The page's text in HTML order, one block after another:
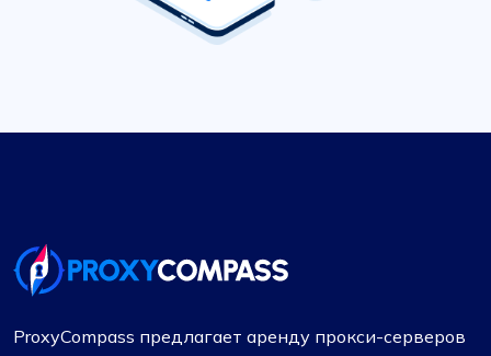
ProxyCompass предлагает аренду прокси-серверов